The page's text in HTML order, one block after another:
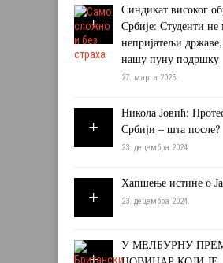
Синдикат високог
Србије: Студенти не
непријатељи
нашу пуну подршку
27. марта 2025.
Никола Јовић:
Србији – шта после?
23. децембра 2024.
Хапшење истине о
23. децембра 2024.
У МЕЛБУРНУ